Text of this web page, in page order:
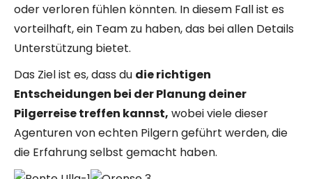
oder verloren fühlen könnten. In diesem Fall ist es
vorteilhaft, ein Team zu haben, das bei allen Details
Unterstützung bietet.
Das Ziel ist es, dass du die richtigen
Entscheidungen bei der Planung deiner
Pilgerreise treffen kannst, wobei viele dieser
Agenturen von echten Pilgern geführt werden, die
die Erfahrung selbst gemacht haben.